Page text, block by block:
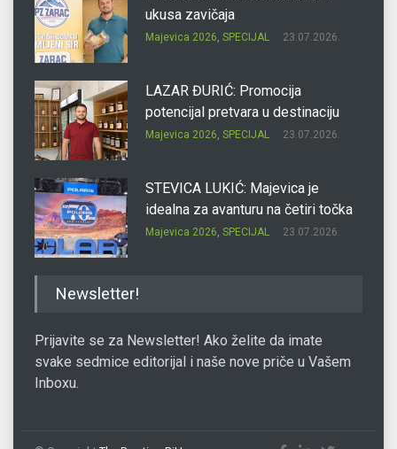
ukusa zavičaja
Majevica 2026, SPECIJAL 23.07.2026.
LAZAR ĐURIĆ: Promocija
potencijal pretvara u destinaciju
Majevica 2026, SPECIJAL 23.07.2026.
STEVICA LUKIĆ: Majevica je
idealna za avanturu na četiri točka
Majevica 2026, SPECIJAL 23.07.2026.
Newsletter!
Prijavite se za Newsletter! Ako želite da imate
svake sedmice editorijal i naše nove priče u Vašem
Inboxu.